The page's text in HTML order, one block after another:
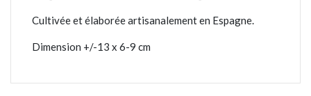
Cultivée et élaborée artisanalement en Espagne.
Dimension +/-13 x 6-9 cm